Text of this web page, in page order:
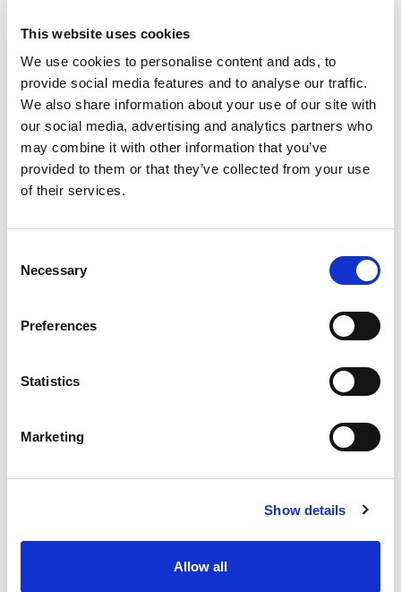
This website uses cookies
We use cookies to personalise content and ads, to
provide social media features and to analyse our traffic.
We also share information about your use of our site with
our social media, advertising and analytics partners who
may combine it with other information that you’ve
provided to them or that they’ve collected from your use
of their services.
Selection
Necessary
Preferences
Statistics
Marketing
Show details
Allow all
onderwaterwereld zien. Hiervoor is ervaring geen vereiste,
want de wateren van Bonaire staan bekend als
laagdrempelig. Onze klanten ontvangen 20% korting bij
DiveFactory.
Wilt u meer informatie? Neem contact met ons op via
telefoon, email of chat.
Wij zijn 7 dagen per week van 9:00 tot 21:00 uur (CET)
bereikbaar op +31 (0) 50 8200955. Ons e-mail adres is